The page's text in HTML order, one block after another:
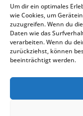
Um dir ein optimales
wie Cookies, um
zuzugreifen. Wenn du
Daten wie das
verarbeiten. Wenn du
zurückziehst, können
beeinträchtigt werden.
9391886wird